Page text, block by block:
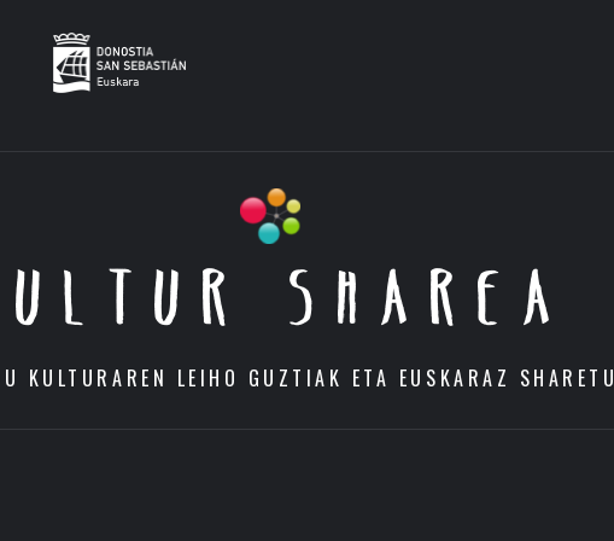
SHAREA
KULTURAREN LEIHO GUZTIAK ETA EUSKARAZ SHARETU